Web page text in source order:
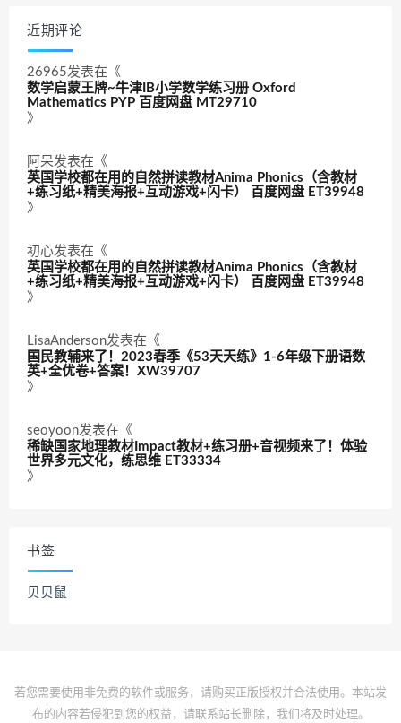
近期评论
26965发表在《
数学启蒙王牌~牛津IB小学数学练习册 Oxford
Mathematics PYP 百度网盘 MT29710
》
阿呆发表在《
英国学校都在用的自然拼读教材Anima Phonics（含教材
+练习纸+精美海报+互动游戏+闪卡） 百度网盘 ET39948
》
初心发表在《
英国学校都在用的自然拼读教材Anima Phonics（含教材
+练习纸+精美海报+互动游戏+闪卡） 百度网盘 ET39948
》
LisaAnderson发表在《
国民教辅来了！2023春季《53天天练》1-6年级下册语数
英+全优卷+答案！XW39707
》
seoyoon发表在《
稀缺国家地理教材Impact教材+练习册+音视频来了！体验
世界多元文化，练思维 ET33334
》
书签
贝贝鼠
若您需要使用非免费的软件或服务，请购买正版授权并合法使用。本站发
布的内容若侵犯到您的权益，请联系站长删除，我们将及时处理。